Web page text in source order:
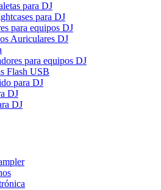
para DJ
para DJ
para equipos DJ
Auriculares DJ
para equipos DJ
Flash USB
para DJ
DJ
DJ